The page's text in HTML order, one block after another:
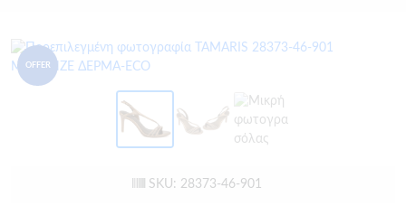
OFFER
SKU: 28373-46-901